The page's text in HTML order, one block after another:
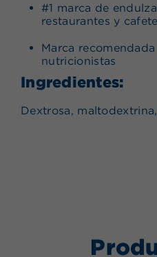
#1 marca de
restaurantes y
Marca
nutricionistas
Ingredientes:
Dextrosa,